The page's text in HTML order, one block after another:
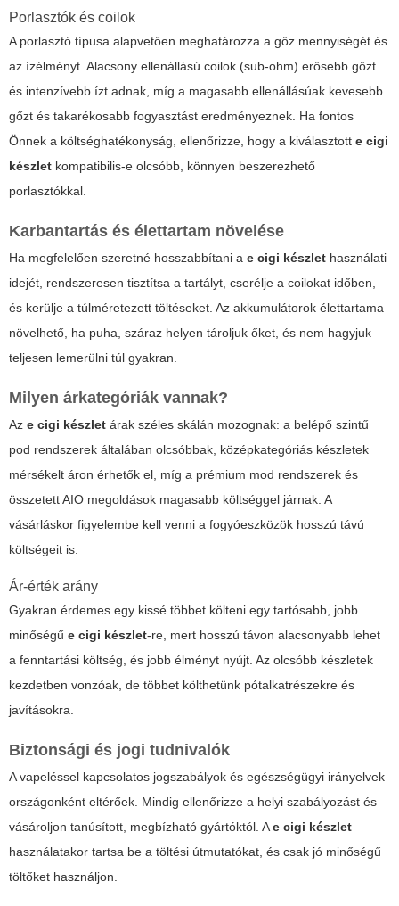
Porlasztók és coilok
A porlasztó típusa alapvetően meghatározza a gőz mennyiségét és
az ízélményt. Alacsony ellenállású coilok (sub-ohm) erősebb gőzt
és intenzívebb ízt adnak, míg a magasabb ellenállásúak kevesebb
gőzt és takarékosabb fogyasztást eredményeznek. Ha fontos
Önnek a költséghatékonyság, ellenőrizze, hogy a kiválasztott e cigi
készlet kompatibilis-e olcsóbb, könnyen beszerezhető
porlasztókkal.
Karbantartás és élettartam növelése
Ha megfelelően szeretné hosszabbítani a e cigi készlet használati
idejét, rendszeresen tisztítsa a tartályt, cserélje a coilokat időben,
és kerülje a túlméretezett töltéseket. Az akkumulátorok élettartama
növelhető, ha puha, száraz helyen tároljuk őket, és nem hagyjuk
teljesen lemerülni túl gyakran.
Milyen árkategóriák vannak?
Az e cigi készlet árak széles skálán mozognak: a belépő szintű
pod rendszerek általában olcsóbbak, középkategóriás készletek
mérsékelt áron érhetők el, míg a prémium mod rendszerek és
összetett AIO megoldások magasabb költséggel járnak. A
vásárláskor figyelembe kell venni a fogyóeszközök hosszú távú
költségeit is.
Ár-érték arány
Gyakran érdemes egy kissé többet költeni egy tartósabb, jobb
minőségű e cigi készlet-re, mert hosszú távon alacsonyabb lehet
a fenntartási költség, és jobb élményt nyújt. Az olcsóbb készletek
kezdetben vonzóak, de többet költhetünk pótalkatrészekre és
javításokra.
Biztonsági és jogi tudnivalók
A vapeléssel kapcsolatos jogszabályok és egészségügyi irányelvek
országonként eltérőek. Mindig ellenőrizze a helyi szabályozást és
vásároljon tanúsított, megbízható gyártóktól. Ae cigi készlet
használatakor tartsa be a töltési útmutatókat, és csak jó minőségű
töltőket használjon.